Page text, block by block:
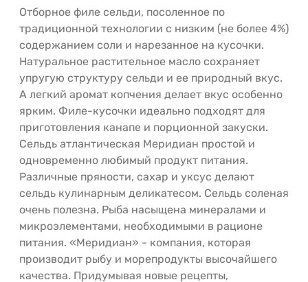
Отборное филе сельди, посоленное по
традиционной технологии с низким (не более 4%)
содержанием соли и нарезанное на кусочки.
Натуральное растительное масло сохраняет
упругую структуру сельди и ее природный вкус.
А легкий аромат копчения делает вкус особенно
ярким. Филе-кусочки идеально подходят для
приготовления канапе и порционной закуски.
Сельдь атлантическая Меридиан простой и
одновременно любимый продукт питания.
Различные пряности, сахар и уксус делают
сельдь кулинарным деликатесом. Сельдь соленая
очень полезна. Рыба насыщена минералами и
микроэлементами, необходимыми в рационе
питания. «Меридиан» - компания, которая
производит рыбу и морепродукты высочайшего
качества. Придумывая новые рецепты,